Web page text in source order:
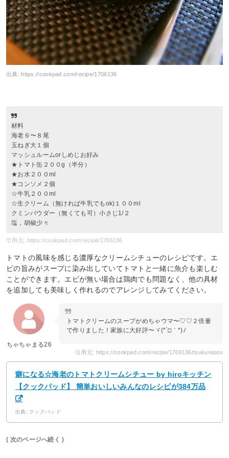
出典:https://cookpad.com/recipe/1706136
材料
海老６〜８尾
玉ねぎ大１個
マッシュルームorしめじお好み
★トマト缶２００g（半分）
★お水２００ml
★コンソメ２個
☆牛乳２００ml
☆生クリーム（無ければ牛乳でもok)１００ml
クミンパウダー（無くても可）小さじ1/２
塩，胡椒少々
引用元: https://cookpad.com/recipe/1706136
トマトの風味を感じる濃厚なクリームシチューのレシピです。エ
ビの旨みがスープに染み出していてトマトと一緒に魚介も楽しむ
ことができます。エビが無い場合は鶏肉でも問題なく、他の具材
を追加しても美味しく作れるのでアレンジしてみてください。
ちゃちゃまる26
トマトクリームのスープがめちゃウマ〜♡♡２倍量
で作りました！家族に大好評〜ヾ(*´□｀*)ﾉ
引用元: https://cookpad.com/recipe/1706136/tsukurepos
癖になる☆海老のトマトクリームシチュー by hiroキッチン
【クックパッド】 簡単おいしいみんなのレシピが384万品
出典: クックパッド
( 次のページへ続く )